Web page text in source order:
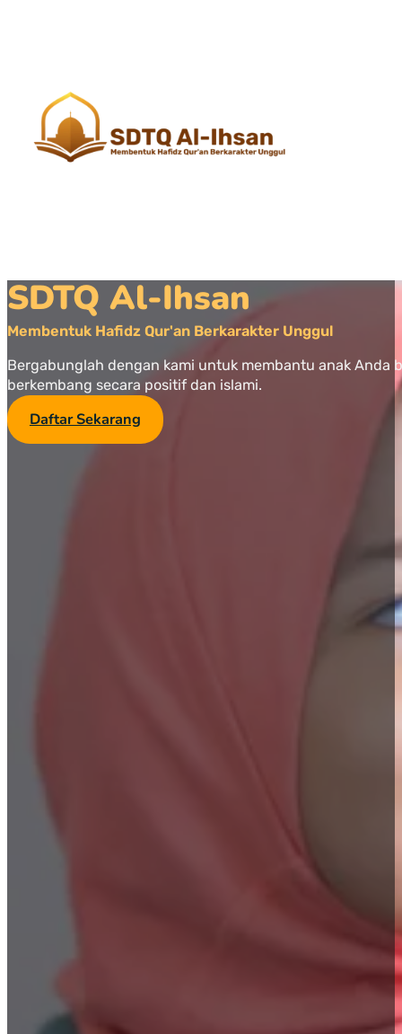
SDTQ Al-Ihsan
Membentuk Hafidz Qur'an Berkarakter Unggul
Bergabunglah dengan kami untuk membantu anak Anda
berkembang secara positif dan islami.
Daftar Sekarang